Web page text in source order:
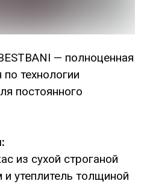
— полноценная
технологии
постоянного
из сухой строганой
утеплитель толщиной